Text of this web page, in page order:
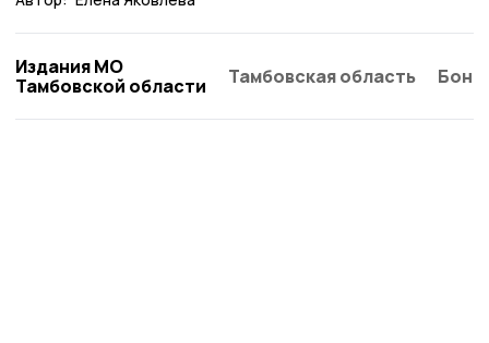
Издания МО
Тамбовской области
Тамбовская область